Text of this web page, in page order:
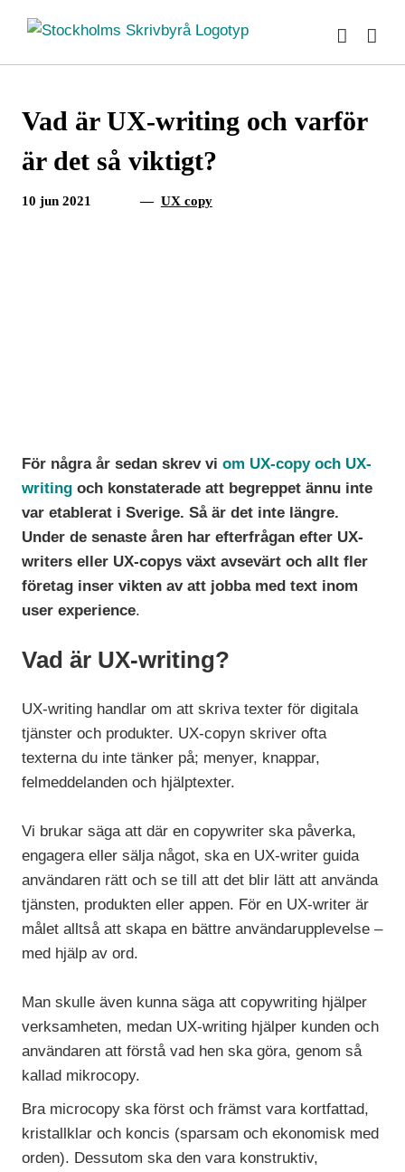
innehållet
Vad är UX-writing och varför
är det så viktigt?
10 jun 2021 — UX copy
För några år sedan skrev viom UX-copy och UX-
writing och konstaterade att begreppet ännu inte
var etablerat i Sverige. Så är det inte längre.
Under de senaste åren har efterfrågan efter UX-
writers eller UX-copys växt avsevärt och allt fler
företag inser vikten av att jobba med text inom
user experience.
Vad är UX-writing?
UX-writing handlar om att skriva texter för digitala
tjänster och produkter. UX-copyn skriver ofta
texterna du inte tänker på; menyer, knappar,
felmeddelanden och hjälptexter.
Vi brukar säga att där en copywriter ska påverka,
engagera eller sälja något, ska en UX-writer guida
användaren rätt och se till att det blir lätt att använda
tjänsten, produkten eller appen. För en UX-writer är
målet alltså att skapa en bättre användarupplevelse –
med hjälp av ord.
Man skulle även kunna säga att copywriting hjälper
verksamheten, medan UX-writing hjälper kunden och
användaren att förstå vad hen ska göra, genom så
kallad mikrocopy.
Bra microcopy ska först och främst vara kortfattad,
kristallklar och koncis (sparsam och ekonomisk med
orden). Dessutom ska den vara konstruktiv,